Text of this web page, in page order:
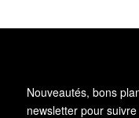
Nouveautés, bons
newsletter pour suivre